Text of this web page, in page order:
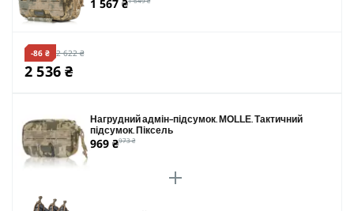
1 567 ₴
-86 ₴ 2 622 ₴
2 536 ₴
Нагрудний адмін-підсумок. MOLLE. Тактичний
підсумок. Піксель
969 ₴973 ₴